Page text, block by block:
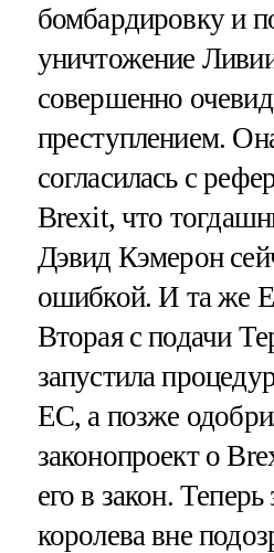
бомбардировку и
уничтожение
совершенно
преступлением.
согласилась с
Brexit, что
Дэвид Кэмерон
ошибкой. И та же
Вторая с подачи
запустила
ЕС, а позже
законопроект о
его в закон.
королева вне